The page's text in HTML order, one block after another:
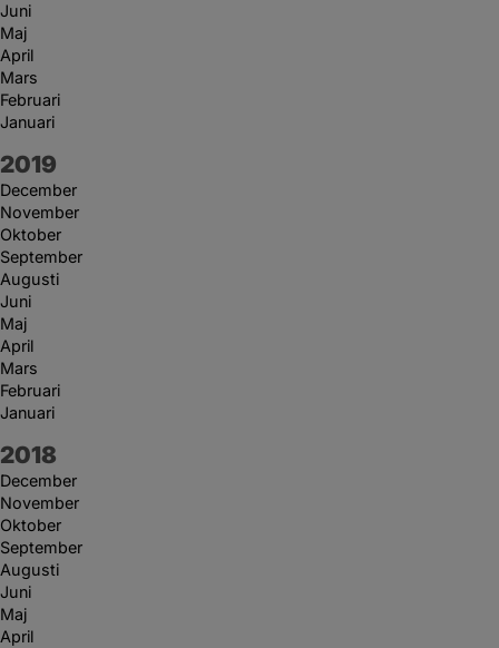
Juni
Maj
April
Mars
Februari
Januari
År:
2019
December
November
Oktober
September
Augusti
Juni
Maj
April
Mars
Februari
Januari
År:
2018
December
November
Oktober
September
Augusti
Juni
Maj
April